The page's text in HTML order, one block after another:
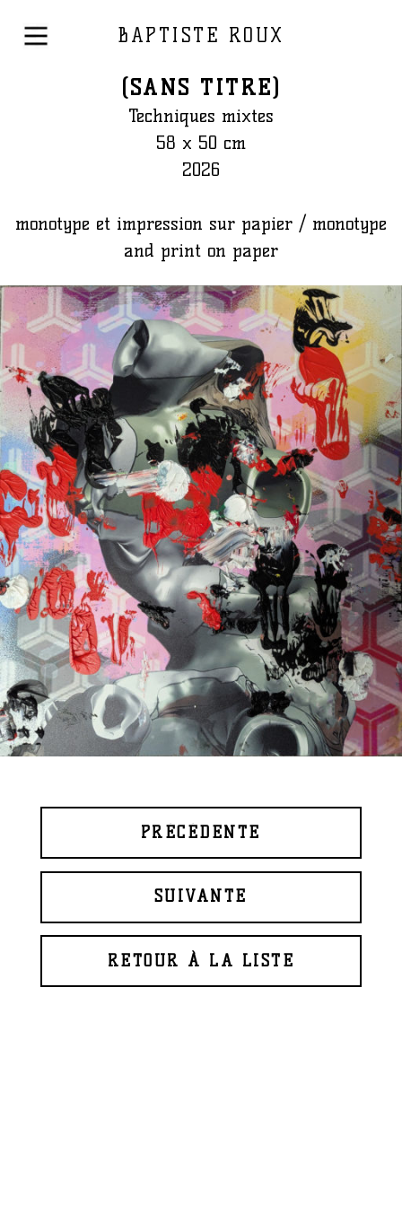
BAPTISTE ROUX
(SANS TITRE)
Techniques mixtes
58 x 50 cm
2026
monotype et impression sur papier / monotype
and print on paper
PRÉCÉDENTE
SUIVANTE
RETOUR À LA LISTE